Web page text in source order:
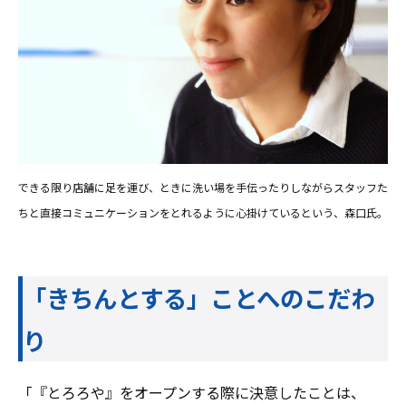
できる限り店舗に足を運び、ときに洗い場を手伝ったりしながらスタッフた
ちと直接コミュニケーションをとれるように心掛けているという、森口氏。
「きちんとする」ことへのこだわ
り
「『とろろや』をオープンする際に決意したことは、